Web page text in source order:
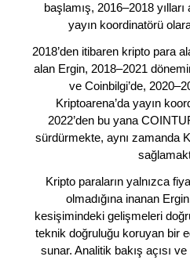
başlamış, 2016–2018
yayın koordinatörü
2018’den itibaren kripto para
alan Ergin, 2018–2021
ve Coinbilgi’de,
Kriptoarena’da yayın
2022’den bu yana
sürdürmekte, aynı zamanda
Kripto paraların yalnızca
olmadığına inanan
kesişimindeki gelişmeleri
teknik doğruluğu koruyan bir
sunar. Analitik bakış açısı